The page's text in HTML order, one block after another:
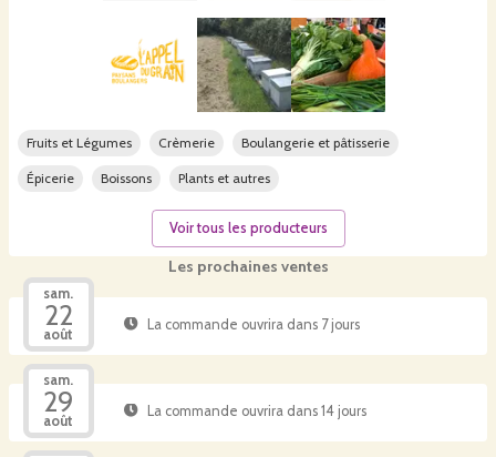
Les prochaines ventes
sam.
22
août
La commande ouvrira dans 7 jours
sam.
29
août
La commande ouvrira dans 14 jours
Fruits et Légumes Crèmerie Boulangerie et pâtisserie
Épicerie Boissons Plants et autres
Voir tous les producteurs